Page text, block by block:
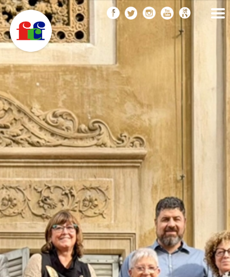
Vés
al
contingut
FEDERACIÓ CATALANA
DE FOTOGRAFIA
F
C
F